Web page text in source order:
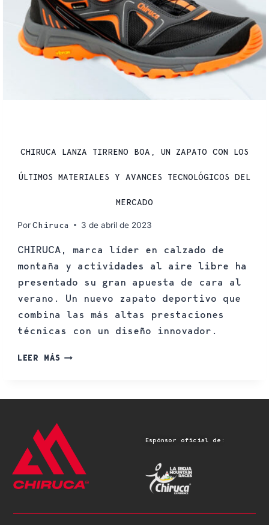
CHIRUCA LANZA TIRRENO BOA, UN ZAPATO CON LOS
ÚLTIMOS MATERIALES Y AVANCES TECNOLÓGICOS DEL
MERCADO
PorChiruca 3 de abril de 2023
CHIRUCA, marca líder en calzado de
montaña y actividades al aire libre ha
presentado su gran apuesta de cara al
verano. Un nuevo zapato deportivo que
combina las más altas prestaciones
técnicas con un diseño innovador.
LEER MÁS
Espónsor oficial de: